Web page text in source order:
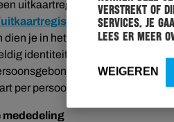
verstrekt of
services. Je
Lees er meer
WEIGEREN
uitkaartregistratie hebben.
dien je in het bezit te zijn van een
identiteitsbewijs kunnen laten
per persoon
mededeling